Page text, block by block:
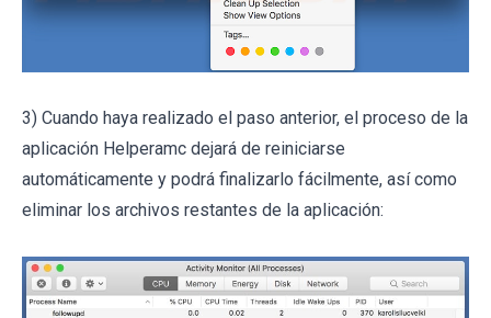
3) Cuando haya realizado el paso anterior, el proceso de la
aplicación Helperamc dejará de reiniciarse
automáticamente y podrá finalizarlo fácilmente, así como
eliminar los archivos restantes de la aplicación: